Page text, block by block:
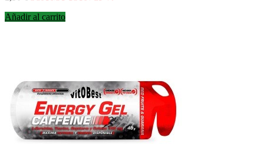
Añadir al carrito